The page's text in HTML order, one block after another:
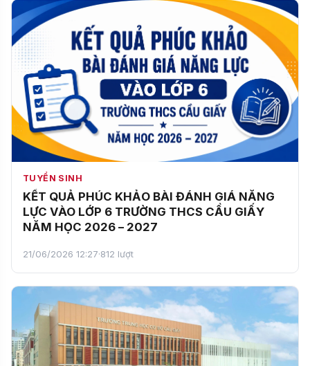
TUYỂN SINH
KẾT QUẢ PHÚC KHẢO BÀI ĐÁNH GIÁ NĂNG
LỰC VÀO LỚP 6 TRƯỜNG THCS CẦU GIẤY
NĂM HỌC 2026 – 2027
21/06/2026 12:27·812 lượt